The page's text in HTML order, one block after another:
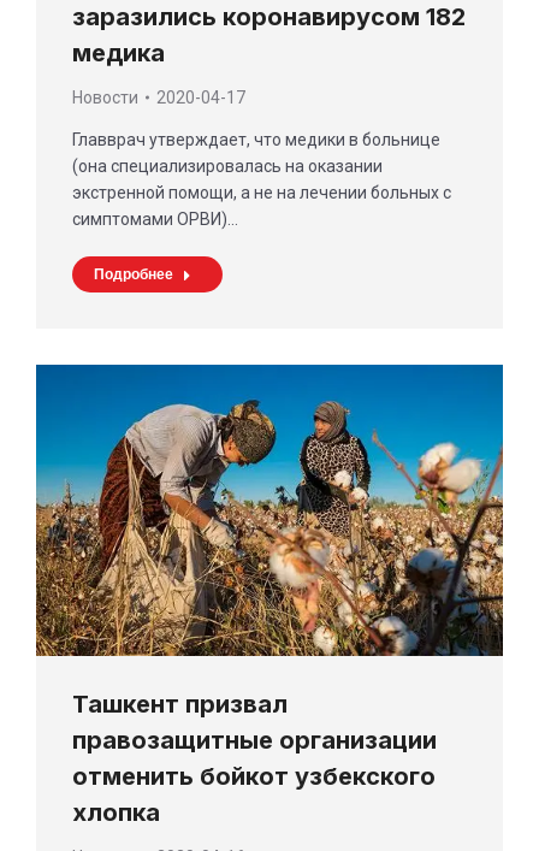
заразились коронавирусом 182
медика
Новости 2020-04-17
Главврач утверждает, что медики в больнице
(она специализировалась на оказании
экстренной помощи, а не на лечении больных с
симптомами ОРВИ)…
Подробнее
Ташкент призвал
правозащитные организации
отменить бойкот узбекского
хлопка